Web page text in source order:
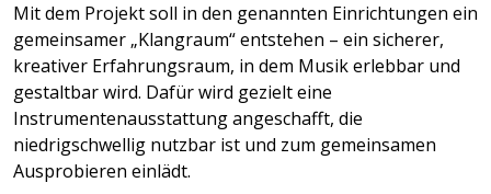
Mit dem Projekt soll in den genannten Einrichtungen ein
gemeinsamer „Klangraum“ entstehen – ein sicherer,
kreativer Erfahrungsraum, in dem Musik erlebbar und
gestaltbar wird. Dafür wird gezielt eine
Instrumentenausstattung angeschafft, die
niedrigschwellig nutzbar ist und zum gemeinsamen
Ausprobieren einlädt.